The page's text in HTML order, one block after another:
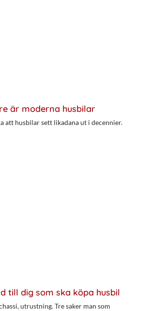
är moderna husbilar
att husbilar sett likadana ut i decennier.
till dig som ska köpa husbil
utrustning. Tre saker man som